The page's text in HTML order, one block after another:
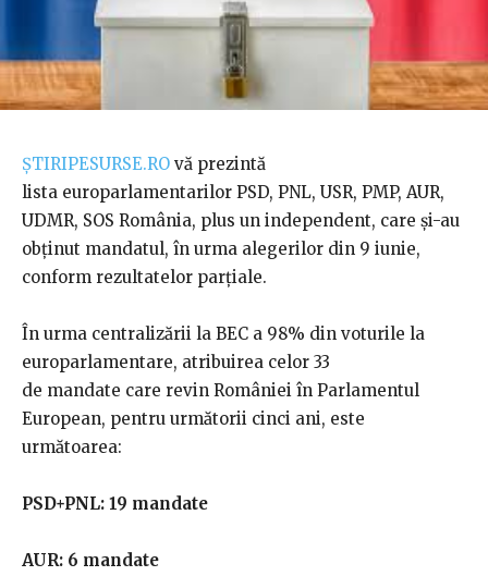
ȘTIRIPESURSE.RO vă prezintă
lista europarlamentarilor PSD, PNL, USR, PMP, AUR,
UDMR, SOS România, plus un independent, care și-au
obținut mandatul, în urma alegerilor din 9 iunie,
conform rezultatelor parțiale.
În urma centralizării la BEC a 98% din voturile la
europarlamentare, atribuirea celor 33
de mandate care revin României în Parlamentul
European, pentru următorii cinci ani, este
următoarea:
PSD+PNL: 19 mandate
AUR: 6 mandate